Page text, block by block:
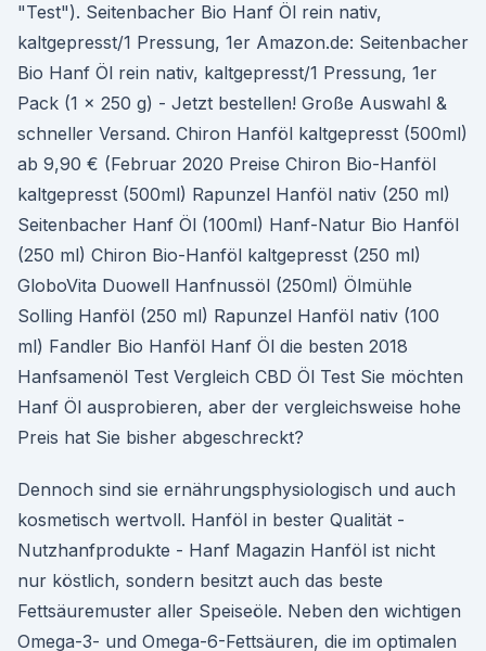
"Test"). Seitenbacher Bio Hanf Öl rein nativ,
kaltgepresst/1 Pressung, 1er Amazon.de: Seitenbacher
Bio Hanf Öl rein nativ, kaltgepresst/1 Pressung, 1er
Pack (1 x 250 g) - Jetzt bestellen! Große Auswahl &
schneller Versand. Chiron Hanföl kaltgepresst (500ml)
ab 9,90 € (Februar 2020 Preise Chiron Bio-Hanföl
kaltgepresst (500ml) Rapunzel Hanföl nativ (250 ml)
Seitenbacher Hanf Öl (100ml) Hanf-Natur Bio Hanföl
(250 ml) Chiron Bio-Hanföl kaltgepresst (250 ml)
GloboVita Duowell Hanfnussöl (250ml) Ölmühle
Solling Hanföl (250 ml) Rapunzel Hanföl nativ (100
ml) Fandler Bio Hanföl Hanf Öl die besten 2018
Hanfsamenöl Test Vergleich CBD Öl Test Sie möchten
Hanf Öl ausprobieren, aber der vergleichsweise hohe
Preis hat Sie bisher abgeschreckt?
Dennoch sind sie ernährungsphysiologisch und auch
kosmetisch wertvoll. Hanföl in bester Qualität -
Nutzhanfprodukte - Hanf Magazin Hanföl ist nicht
nur köstlich, sondern besitzt auch das beste
Fettsäuremuster aller Speiseöle. Neben den wichtigen
Omega-3- und Omega-6-Fettsäuren, die im optimalen